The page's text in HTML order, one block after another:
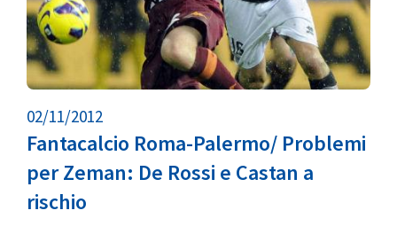
02/11/2012
Fantacalcio Roma-Palermo/ Problemi
per Zeman: De Rossi e Castan a
rischio